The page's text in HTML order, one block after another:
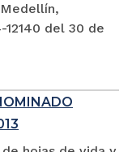
del 30 de